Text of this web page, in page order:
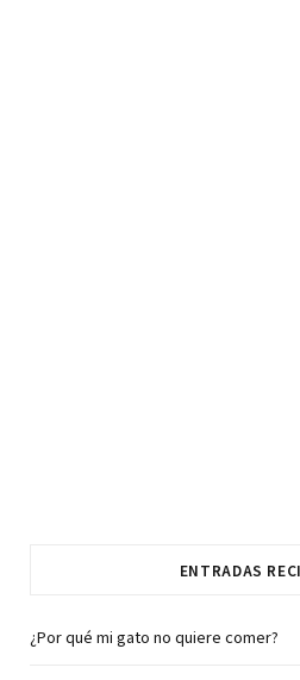
ENTRADAS
¿Por qué mi gato no quiere comer?